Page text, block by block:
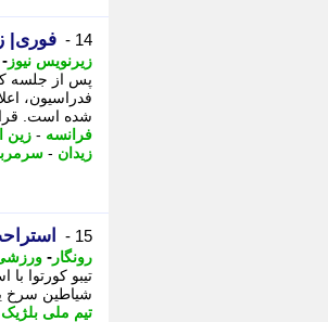
14 - فوری|
زیرنویس نیوز -
پس از جلسه
فدراسیون،
شده است.
فرانسه - زین
زیدان -
15 -
رونگار -
تیبو کورتوا
شیاطین سرخ
تیم ملی بلژیک